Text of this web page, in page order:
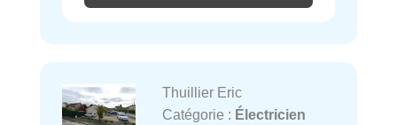
Thuillier Eric
Catégorie : Électricien